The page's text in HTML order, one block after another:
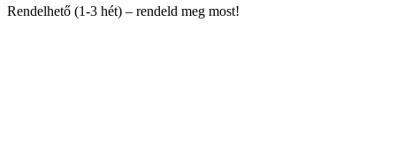
Rendelhető (1-3 hét) – rendeld meg most!